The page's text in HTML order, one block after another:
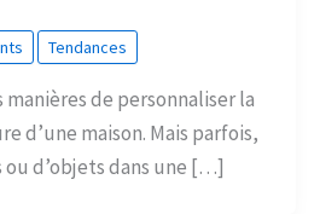
Tendances
de personnaliser la
d’une maison. Mais parfois,
ou d’objets dans une […]